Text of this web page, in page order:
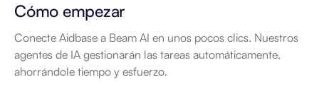
Cómo empezar
Conecte Aidbase a Beam AI en unos pocos clics. Nuestros
agentes de IA gestionarán las tareas automáticamente,
ahorrándole tiempo y esfuerzo.